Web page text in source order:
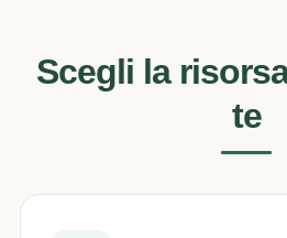
Scegli la
te